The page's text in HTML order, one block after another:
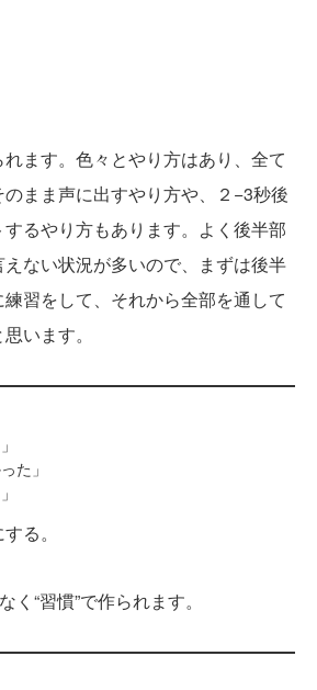
ます。色々とやり方はあり、全て
まま声に出すやり方や、２−3秒後
るやり方もあります。よく後半部
ない状況が多いので、まずは後半
習をして、それから全部を通して
います。
た」
る。
く“習慣”で作られます。